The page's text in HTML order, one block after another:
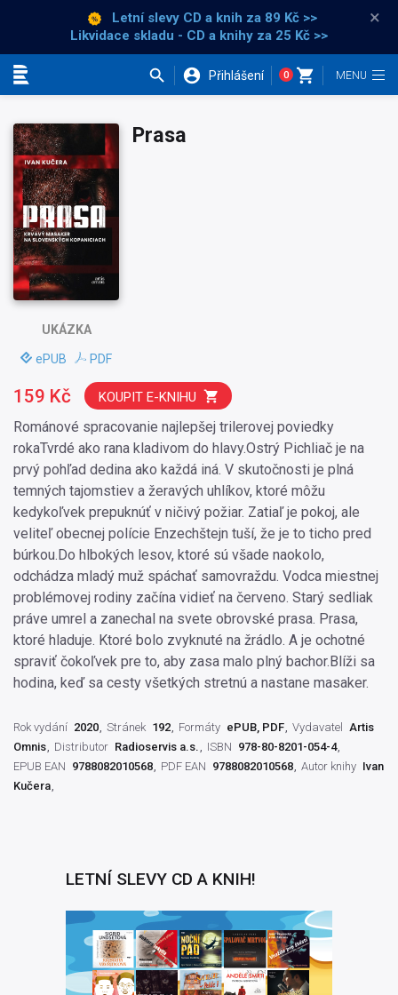
Letní slevy CD a knih za 89 Kč >>
Likvidace skladu - CD a knihy za 25 Kč >>
×
Přihlášení 0
UKÁZKA
ePUB PDF
Prasa
Románové spracovanie najlepšej trilerovej poviedky
rokaTvrdé ako rana kladivom do hlavy.Ostrý Pichliač je na
prvý pohľad dedina ako každá iná. V skutočnosti je plná
temných tajomstiev a žeravých uhlíkov, ktoré môžu
kedykoľvek prepuknúť v ničivý požiar. Zatiaľ je pokoj, ale
veliteľ obecnej polície Enzechštejn tuší, že je to ticho pred
búrkou.Do hlbokých lesov, ktoré sú všade naokolo,
odchádza mladý muž spáchať samovraždu. Vodca miestnej
problémovej rodiny začína vidieť na červeno. Starý sedliak
práve umrel a zanechal na svete obrovské prasa. Prasa,
ktoré hladuje. Ktoré bolo zvyknuté na žrádlo. A je ochotné
spraviť čokoľvek pre to, aby zasa malo plný bachor.Blíži sa
hodina, keď sa cesty všetkých stretnú a nastane masaker.
159 Kč KOUPIT E-KNIHU
Rok vydání 2020 Stránek 192 Formáty ePUB, PDF Vydavatel
Artis
Omnis
Distributor Radioservis a.s. ISBN 978-80-8201-054-4
EPUB EAN 9788082010568 PDF EAN 9788082010568 Autor knihy Ivan
Kučera
LETNÍ SLEVY CD A KNIH!